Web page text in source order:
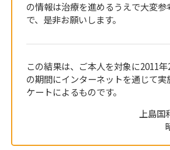
の情報は治療を進めるうえで大変参
で、是非お願いします。
この結果は、ご本人を対象に2011年
の期間にインターネットを通じて実
ケートによるものです。
上島国